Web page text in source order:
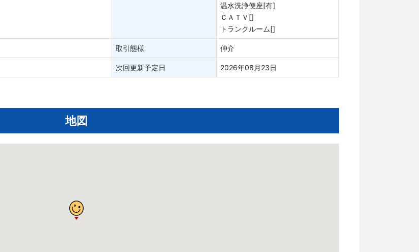
温水洗浄便座[有]
ＣＡＴＶ[]
トランクルーム[]
取引態様 仲介
次回更新予定日 2026年08月23日
地図